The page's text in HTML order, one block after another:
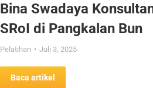
Bina Swadaya
SRoI di Pangkalan Bun
Pelatihan Juli 3, 2025
Baca artikel